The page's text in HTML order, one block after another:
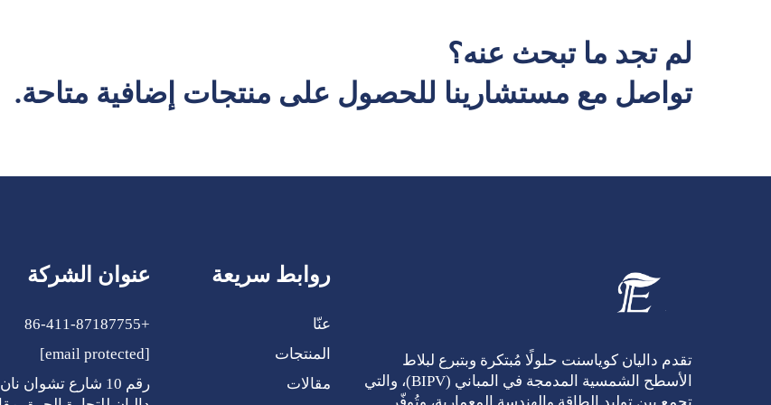
لم تجد ما تبحث عنه؟
تواصل مع مستشارينا للحصول على منتجات إضافية متاحة.
تقدم داليان كوياسنت حلولًا مُبتكرة وبتبرع لبلاط
الأسطح الشمسية المدمجة في المباني (BIPV)، والتي
روابط سريعة
عنّا
المنتجات
مقالات
عنوان الشركة
+86-411-87187755
[email protected]
رقم 10 شارع تشوان